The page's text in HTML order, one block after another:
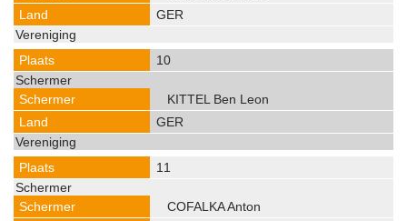
GER
10
KITTEL Ben Leon
GER
11
COFALKA Anton